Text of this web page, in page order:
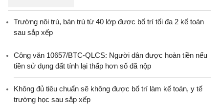
Trường nội trú, bán trú từ 40 lớp được bố trí tối đa 2 kế toán
sau sắp xếp
Công văn 10657/BTC-QLCS: Người dân được hoàn tiền nếu
tiền sử dụng đất tính lại thấp hơn số đã nộp
Không đủ tiêu chuẩn sẽ không được bố trí làm kế toán, y tế
trường học sau sắp xếp